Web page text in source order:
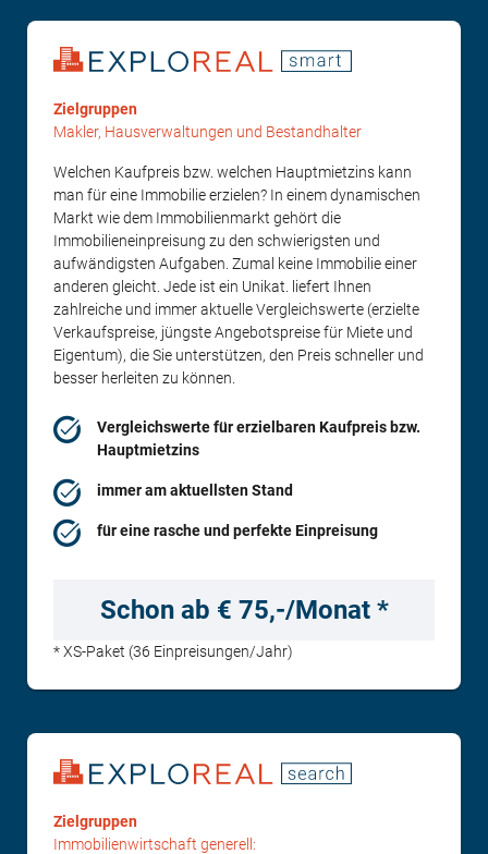
Zielgruppen
Makler, Hausverwaltungen und Bestandhalter
Welchen Kaufpreis bzw. welchen Hauptmietzins kann
man für eine Immobilie erzielen? In einem dynamischen
Markt wie dem Immobilienmarkt gehört die
Immobilieneinpreisung zu den schwierigsten und
aufwändigsten Aufgaben. Zumal keine Immobilie einer
anderen gleicht. Jede ist ein Unikat. liefert Ihnen
zahlreiche und immer aktuelle Vergleichswerte (erzielte
Verkaufspreise, jüngste Angebotspreise für Miete und
Eigentum), die Sie unterstützen, den Preis schneller und
besser herleiten zu können.
Vergleichswerte für erzielbaren Kaufpreis bzw.
Hauptmietzins
immer am aktuellsten Stand
für eine rasche und perfekte Einpreisung
Schon ab € 75,-/Monat *
* XS-Paket (36 Einpreisungen/Jahr)
Zielgruppen
Immobilienwirtschaft generell: